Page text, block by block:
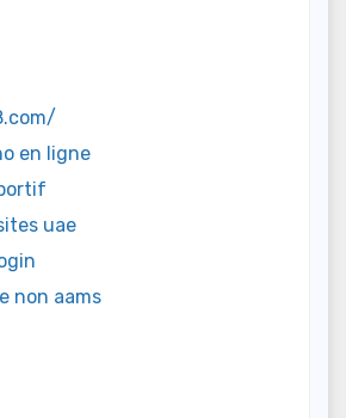
en ligne
uae
non aams